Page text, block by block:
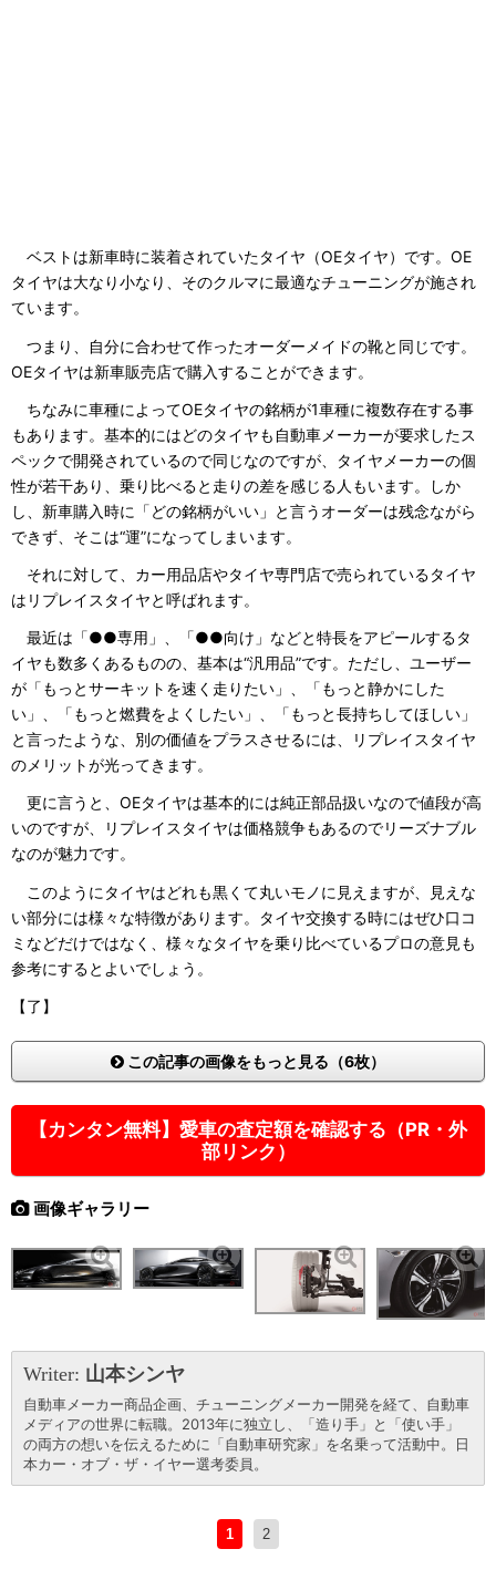
ベストは新車時に装着されていたタイヤ（OEタイヤ）です。OE
タイヤは大なり小なり、そのクルマに最適なチューニングが施され
ています。
つまり、自分に合わせて作ったオーダーメイドの靴と同じです。
OEタイヤは新車販売店で購入することができます。
ちなみに車種によってOEタイヤの銘柄が1車種に複数存在する事
もあります。基本的にはどのタイヤも自動車メーカーが要求したス
ペックで開発されているので同じなのですが、タイヤメーカーの個
性が若干あり、乗り比べると走りの差を感じる人もいます。しか
し、新車購入時に「どの銘柄がいい」と言うオーダーは残念ながら
できず、そこは“運”になってしまいます。
それに対して、カー用品店やタイヤ専門店で売られているタイヤ
はリプレイスタイヤと呼ばれます。
最近は「●●専用」、「●●向け」などと特長をアピールするタ
イヤも数多くあるものの、基本は“汎用品”です。ただし、ユーザー
が「もっとサーキットを速く走りたい」、「もっと静かにした
い」、「もっと燃費をよくしたい」、「もっと長持ちしてほしい」
と言ったような、別の価値をプラスさせるには、リプレイスタイヤ
のメリットが光ってきます。
更に言うと、OEタイヤは基本的には純正部品扱いなので値段が高
いのですが、リプレイスタイヤは価格競争もあるのでリーズナブル
なのが魅力です。
このようにタイヤはどれも黒くて丸いモノに見えますが、見えな
い部分には様々な特徴があります。タイヤ交換する時にはぜひ口コ
ミなどだけではなく、様々なタイヤを乗り比べているプロの意見も
参考にするとよいでしょう。
【了】
この記事の画像をもっと見る（6枚）
【カンタン無料】愛車の査定額を確認する（PR・外
部リンク）
画像ギャラリー
Writer: 山本シンヤ
自動車メーカー商品企画、チューニングメーカー開発を経て、自動車
メディアの世界に転職。2013年に独立し、「造り手」と「使い手」
の両方の想いを伝えるために「自動車研究家」を名乗って活動中。日
本カー・オブ・ザ・イヤー選考委員。
1 2